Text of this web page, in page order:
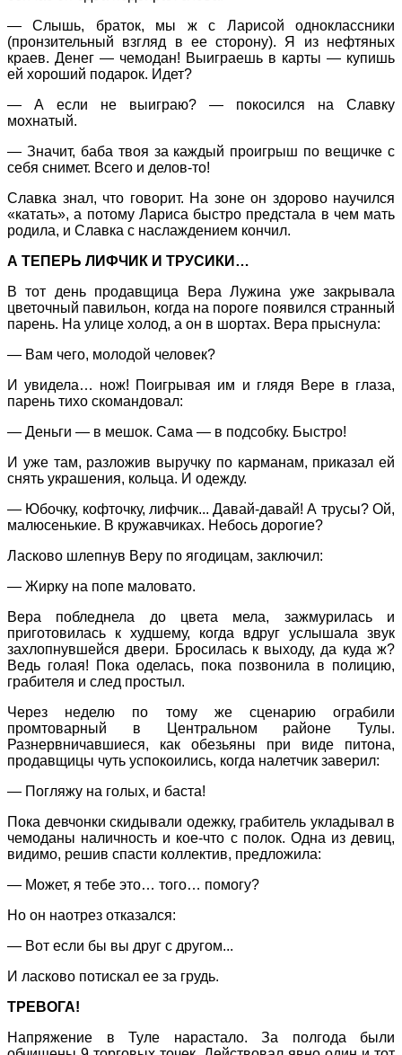
— Слышь, браток, мы ж с Ларисой одноклассники
(пронзительный взгляд в ее сторону). Я из нефтяных
краев. Денег — чемодан! Выиграешь в карты — купишь
ей хороший подарок. Идет?
— А если не выиграю? — покосился на Славку
мохнатый.
— Значит, баба твоя за каждый проигрыш по вещичке с
себя снимет. Всего и делов-то!
Славка знал, что говорит. На зоне он здорово научился
«катать», а потому Лариса быстро предстала в чем мать
родила, и Славка с наслаждением кончил.
А ТЕПЕРЬ ЛИФЧИК И ТРУСИКИ…
В тот день продавщица Вера Лужина уже закрывала
цветочный павильон, когда на пороге появился странный
парень. На улице холод, а он в шортах. Вера прыснула:
— Вам чего, молодой человек?
И увидела… нож! Поигрывая им и глядя Вере в глаза,
парень тихо скомандовал:
— Деньги — в мешок. Сама — в подсобку. Быстро!
И уже там, разложив выручку по карманам, приказал ей
снять украшения, кольца. И одежду.
— Юбочку, кофточку, лифчик... Давай-давай! А трусы? Ой,
малюсенькие. В кружавчиках. Небось дорогие?
Ласково шлепнув Веру по ягодицам, заключил:
— Жирку на попе маловато.
Вера побледнела до цвета мела, зажмурилась и
приготовилась к худшему, когда вдруг услышала звук
захлопнувшейся двери. Бросилась к выходу, да куда ж?
Ведь голая! Пока оделась, пока позвонила в полицию,
грабителя и след простыл.
Через неделю по тому же сценарию ограбили
промтоварный в Центральном районе Тулы.
Разнервничавшиеся, как обезьяны при виде питона,
продавщицы чуть успокоились, когда налетчик заверил:
— Погляжу на голых, и баста!
Пока девчонки скидывали одежку, грабитель укладывал в
чемоданы наличность и кое-что с полок. Одна из девиц,
видимо, решив спасти коллектив, предложила:
— Может, я тебе это… того… помогу?
Но он наотрез отказался:
— Вот если бы вы друг с другом...
И ласково потискал ее за грудь.
ТРЕВОГА!
Напряжение в Туле нарастало. За полгода были